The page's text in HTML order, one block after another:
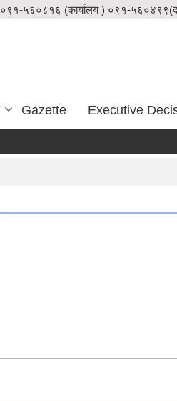
०९१-५६०८१६ (कार्यालय ) ०९१-
Gazette Executive